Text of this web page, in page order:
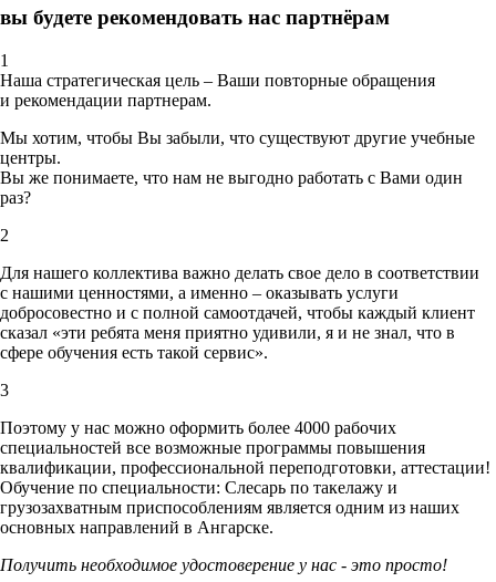
вы будете рекомендовать нас партнёрам
1
Наша стратегическая цель – Ваши повторные обращения
и рекомендации партнерам.
Мы хотим, чтобы Вы забыли, что существуют другие учебные
центры.
Вы же понимаете, что нам не выгодно работать с Вами один
раз?
2
Для нашего коллектива важно делать свое дело в соответствии
с нашими ценностями, а именно – оказывать услуги
добросовестно и с полной самоотдачей, чтобы каждый клиент
сказал «эти ребята меня приятно удивили, я и не знал, что в
сфере обучения есть такой сервис».
3
Поэтому у нас можно оформить более 4000 рабочих
специальностей все возможные программы повышения
квалификации, профессиональной переподготовки, аттестации!
Обучение по специальности: Слесарь по такелажу и
грузозахватным приспособлениям является одним из наших
основных направлений в Ангарске.
Получить необходимое удостоверение у нас - это просто!